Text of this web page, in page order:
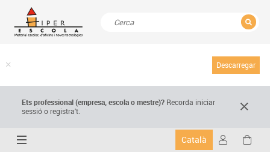
Descarregar
Ets professional (empresa,escola o mestre)? Recorda iniciar
sessió o registra't.
Català